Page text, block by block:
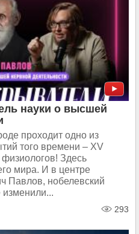
науки о высшей
проходит одно из
того времени – XV
Здесь
мира. И в центре
Павлов, нобелевский
изменили...
293